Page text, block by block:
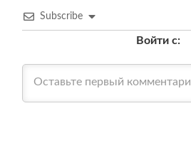
Subscribe
Войти с: